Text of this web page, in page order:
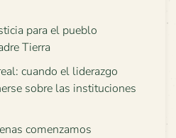
para el pueblo
Tierra
cuando el liderazgo
sobre las instituciones
comenzamos